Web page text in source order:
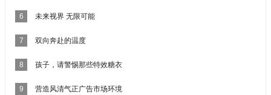
6 未来视界 无限可能
7 双向奔赴的温度
8 孩子，请警惕那些特效糖衣
9 营造风清气正广告市场环境